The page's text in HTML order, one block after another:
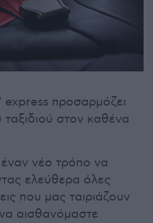
express προσαρμόζει
ταξιδιού στον καθένα
νέο τρόπο να
ελεύθερα όλες
που μας ταιριάζουν
αισθανόμαστε